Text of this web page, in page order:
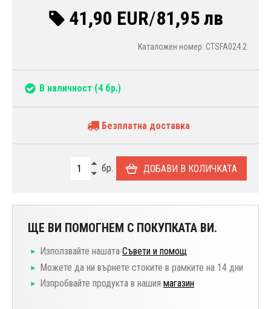
41,90 EUR/81,95 лв
Каталожен номер: CTSFA024.2
В наличност (4 бр.)
Безплатна доставка
бр. ДОБАВИ В КОЛИЧКАТА
ЩЕ ВИ ПОМОГНЕМ С ПОКУПКАТА ВИ.
Използвайте нашата Съвети и помощ
Можете да ни върнете стоките в рамките на 14 дни
Изпробвайте продукта в нашия магазин